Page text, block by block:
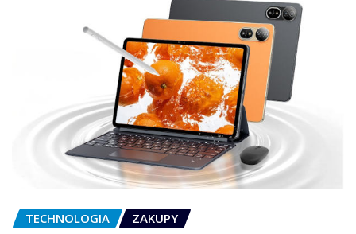
TECHNOLOGIA ZAKUPY